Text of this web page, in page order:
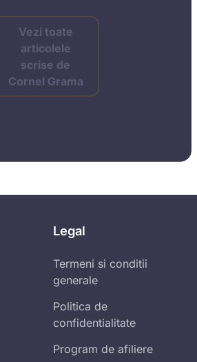
Vezi toate
articolele
scrise de
Cornel Grama
Legal
Termeni si conditii
generale
Politica de
confidentialitate
Program de afiliere